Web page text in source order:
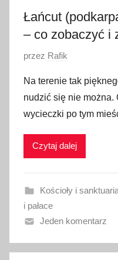
Łańcut
– co zobaczyć i
O
u
b
l
i
a
n
o
s
przez Rafik
Na terenie tak
nudzić się nie można.
wycieczki po tym
Czytaj dalej
Kościoły i
i pałace
Jeden komentarz